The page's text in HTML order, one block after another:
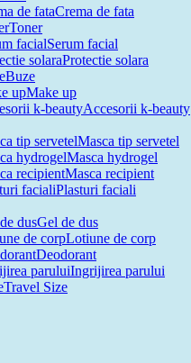
Crema de fata
Toner
Serum facial
Protectie solara
Buze
Make up
Accesorii k-beauty
Masca tip servetel
Masca hydrogel
Masca recipient
Plasturi faciali
Gel de dus
Lotiune de corp
Deodorant
Ingrijirea parului
Travel Size